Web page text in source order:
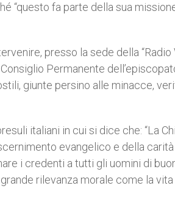
“questo fa parte della sua
presso la sede della “Radio
Permanente
giunte persino alle minacce,
italiani in cui si dice che: “La
evangelico e della carità
i credenti a tutti gli uomini di
rilevanza morale come la vita